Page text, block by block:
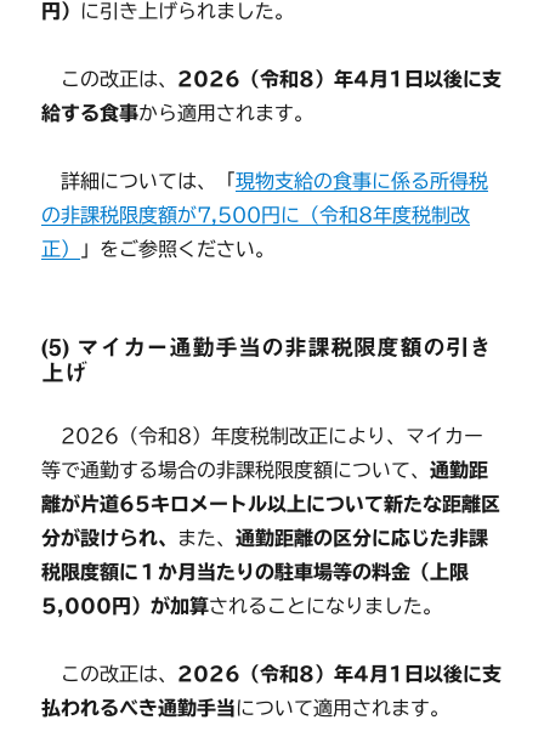
円） に引き上げられました。
この改正は、 2026（令和8）年4月1日以後に支
給する食事から適用されます。
詳細については、「現物支給の食事に係る所得税
の非課税限度額が7,500円に（令和8年度税制改
正）
」をご参照ください。
(5) マイカー通勤手当の非課税限度額の引き
上げ
2026（令和8）年度税制改正により、マイカー
等で通勤する場合の非課税限度額について、通勤距
離が片道65キロメートル以上について新たな距離区
分が設けられ、 また、通勤距離の区分に応じた非課
税限度額に１か月当たりの駐車場等の料金（上限
5,000円）が加算されることになりました。
この改正は、 2026（令和8）年4月1日以後に支
払われるべき通勤手当について適用されます。